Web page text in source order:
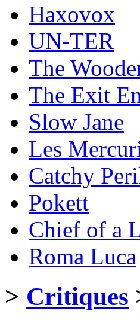
Haxovox
UN-TER
The
The Exit
Slow Jane
Les
Catchy
Pokett
Chief of a
Roma Luca
> Critiques